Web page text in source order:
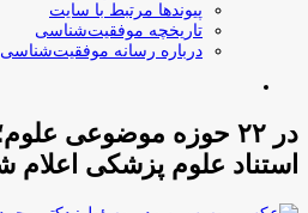
پیوندها مرتبط با سایت
تاریخچه موفقیت‌شناسی
درباره رسانه موفقیت‌شناسی
در ۲۲ حوزه موضوعی
استناد علوم پزشکی اعلام